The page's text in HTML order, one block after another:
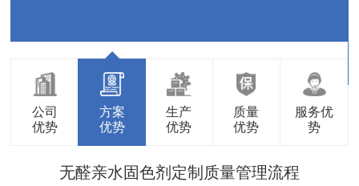
公司
优势
方案
优势
生产
优势
质量
优势
服务优
势
无醛亲水固色剂定制质量管理流程